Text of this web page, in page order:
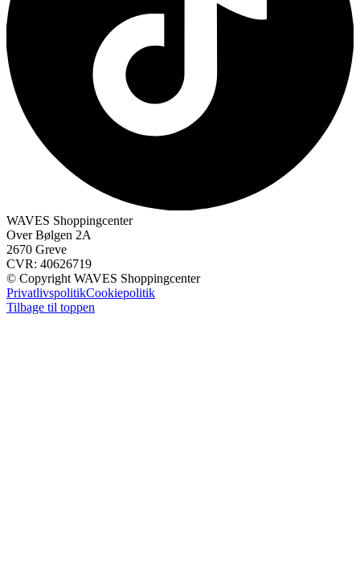
WAVES Shoppingcenter
Over Bølgen 2A
2670 Greve
CVR: 40626719
© Copyright WAVES Shoppingcenter
PrivatlivspolitikCookiepolitik
Tilbage til toppen